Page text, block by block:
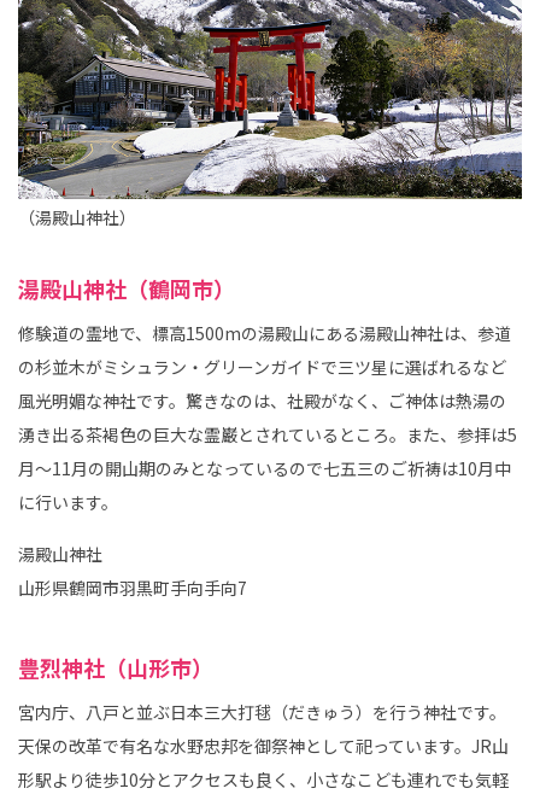
（湯殿山神社）
湯殿山神社（鶴岡市）
修験道の霊地で、標高1500mの湯殿山にある湯殿山神社は、参道
の杉並木がミシュラン・グリーンガイドで三ツ星に選ばれるなど
風光明媚な神社です。驚きなのは、社殿がなく、ご神体は熱湯の
湧き出る茶褐色の巨大な霊巌とされているところ。また、参拝は5
月～11月の開山期のみとなっているので七五三のご祈祷は10月中
に行います。
湯殿山神社
山形県鶴岡市羽黒町手向手向7
豊烈神社（山形市）
宮内庁、八戸と並ぶ日本三大打毬（だきゅう）を行う神社です。
天保の改革で有名な水野忠邦を御祭神として祀っています。JR山
形駅より徒歩10分とアクセスも良く、小さなこども連れでも気軽